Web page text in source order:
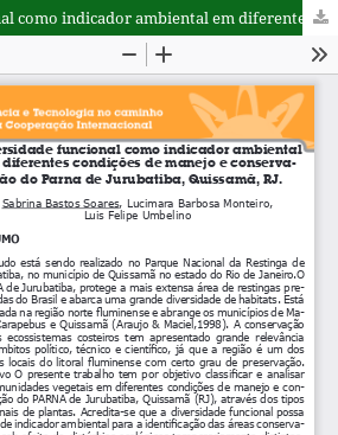
Diversidade funcional como indicador ambiental em diferentes condições de manejo e conservação do Parna de Jurubatiba, Quissamã, RJ.